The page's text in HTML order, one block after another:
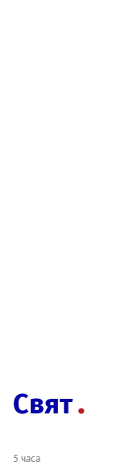
Свят
5 часа